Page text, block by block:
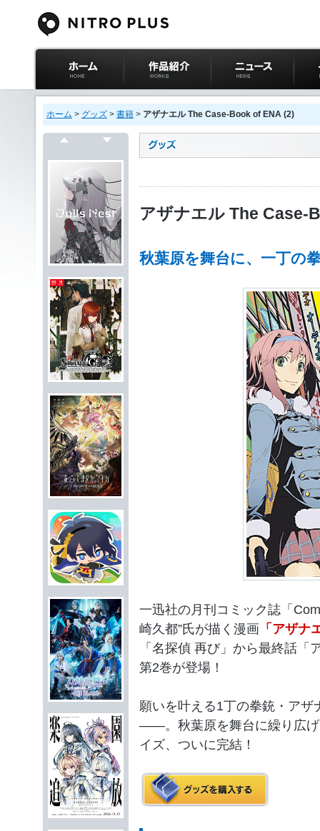
ニトロプラス公式
サイト ホーム
作品紹介 ニュース イベ
ホーム > グッズ > 書籍 > アザナエル The Case-Book of ENA (2)
アザナエル The Case-
秋葉原を舞台に、一丁の
一迅社の月刊コミック誌「
崎久都”氏が描く漫画 「アザ
「名探偵 再び」から最終話
第2巻が登場！
願いを叶える1丁の拳銃・ア
――。秋葉原を舞台に繰り広げ
イズ、ついに完結！